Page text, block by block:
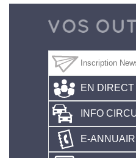
EN
INFO
E-